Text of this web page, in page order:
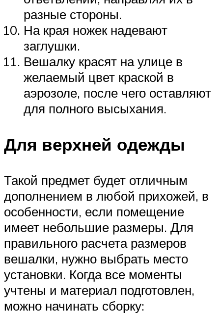
разные стороны.
На края ножек надевают
заглушки.
Вешалку красят на улице в
желаемый цвет краской в
аэрозоле, после чего оставляют
для полного высыхания.
Для верхней одежды
Такой предмет будет отличным
дополнением в любой прихожей, в
особенности, если помещение
имеет небольшие размеры. Для
правильного расчета размеров
вешалки, нужно выбрать место
установки. Когда все моменты
учтены и материал подготовлен,
можно начинать сборку: